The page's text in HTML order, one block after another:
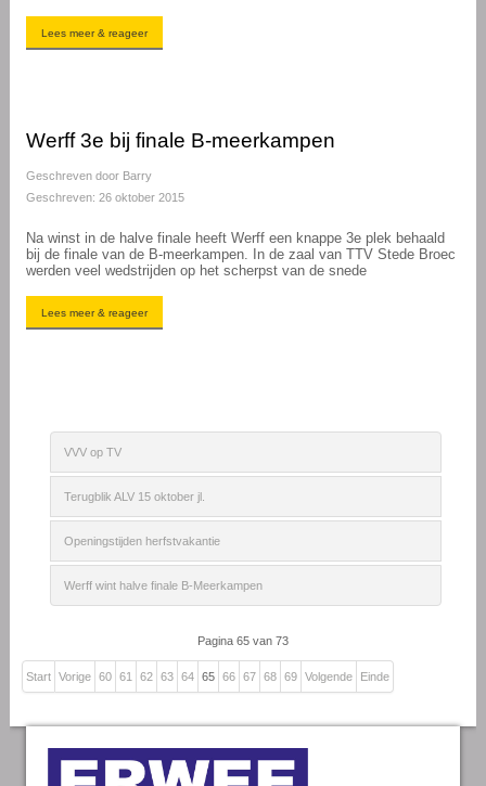
Lees meer & reageer
Werff 3e bij finale B-meerkampen
Geschreven door Barry
Geschreven: 26 oktober 2015
Na winst in de halve finale heeft Werff een knappe 3e plek behaald
bij de finale van de B-meerkampen. In de zaal van TTV Stede Broec
werden veel wedstrijden op het scherpst van de snede
Lees meer & reageer
VVV op TV
Terugblik ALV 15 oktober jl.
Openingstijden herfstvakantie
Werff wint halve finale B-Meerkampen
Pagina 65 van 73
Start Vorige 60 61 62 63 64 65 66 67 68 69 Volgende Einde